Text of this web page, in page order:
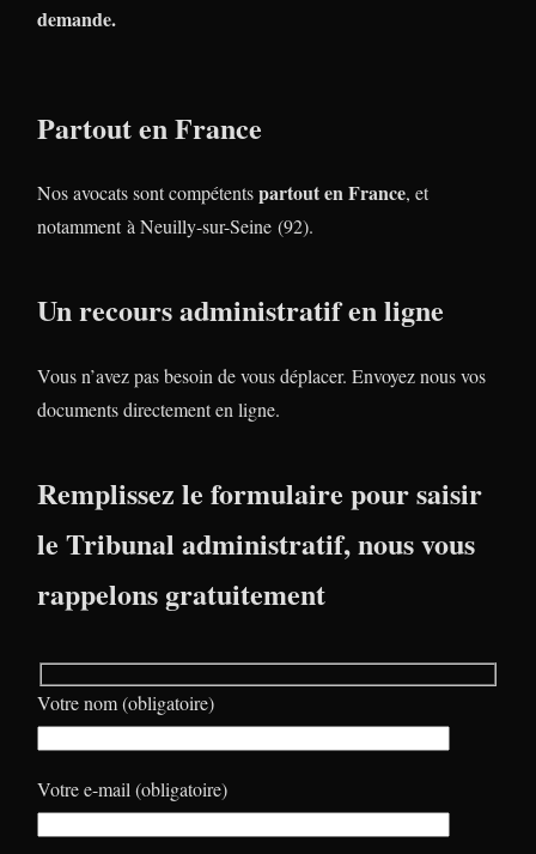
demande.
Partout en France
Nos avocats sont compétentspartout en France, et
notamment à Neuilly-sur-Seine (92).
Un recours administratif en ligne
Vous n’avez pas besoin de vous déplacer. Envoyez nous vos
documents directement en ligne.
Remplissez le formulaire pour saisir
le Tribunal administratif, nous vous
rappelons gratuitement
Votre nom (obligatoire)
Votre e-mail (obligatoire)